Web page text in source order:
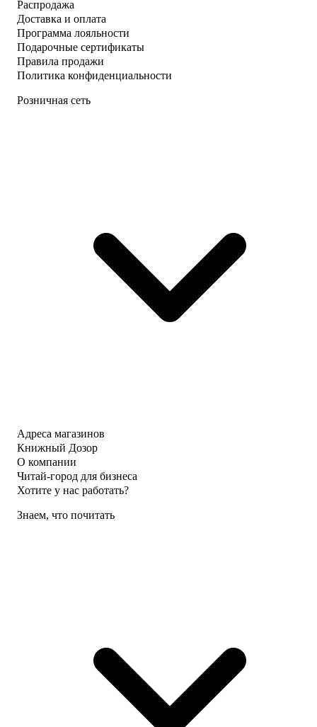
Распродажа
Доставка и оплата
Программа лояльности
Подарочные сертификаты
Правила продажи
Политика конфиденциальности
Розничная сеть
Адреса магазинов
Книжный Дозор
О компании
Читай-город для бизнеса
Хотите у нас работать?
Знаем, что почитать